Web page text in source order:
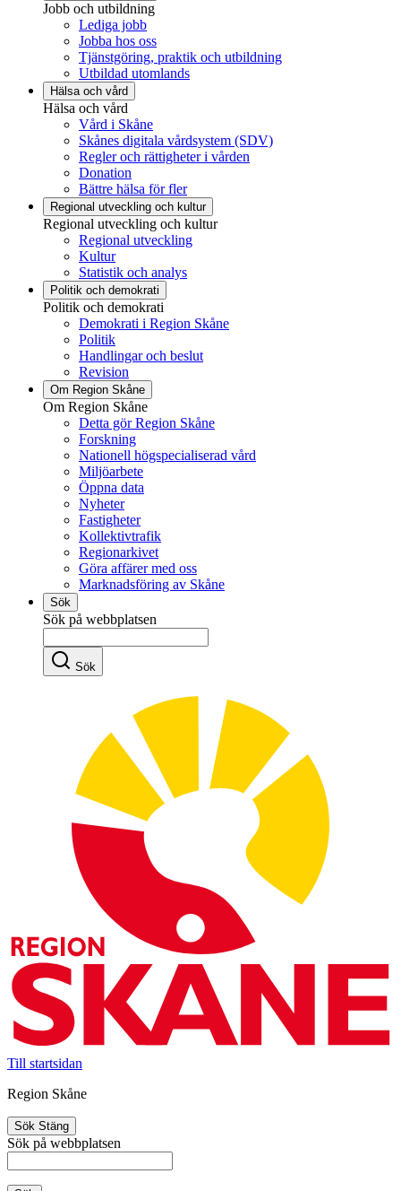
Jobb och utbildning
Lediga jobb
Jobba hos oss
Tjänstgöring, praktik och utbildning
Utbildad utomlands
Hälsa och vård
Hälsa och vård
Vård i Skåne
Skånes digitala vårdsystem (SDV)
Regler och rättigheter i vården
Donation
Bättre hälsa för fler
Regional utveckling och kultur
Regional utveckling och kultur
Regional utveckling
Kultur
Statistik och analys
Politik och demokrati
Politik och demokrati
Demokrati i Region Skåne
Politik
Handlingar och beslut
Revision
Om Region Skåne
Om Region Skåne
Detta gör Region Skåne
Forskning
Nationell högspecialiserad vård
Miljöarbete
Öppna data
Nyheter
Fastigheter
Kollektivtrafik
Regionarkivet
Göra affärer med oss
Marknadsföring av Skåne
Sök
Sök på webbplatsen
Sök
Till startsidan
Region Skåne
Sök Stäng
Sök på webbplatsen